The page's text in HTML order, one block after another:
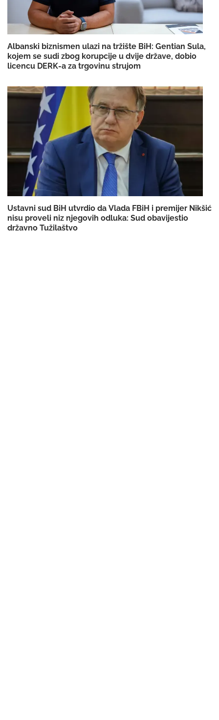
Albanski biznismen ulazi na tržište BiH: Gentian Sula,
kojem se sudi zbog korupcije u dvije države, dobio
licencu DERK-a za trgovinu strujom
Ustavni sud BiH utvrdio da Vlada FBiH i premijer Nikšić
nisu proveli niz njegovih odluka: Sud obavijestio
državno Tužilaštvo